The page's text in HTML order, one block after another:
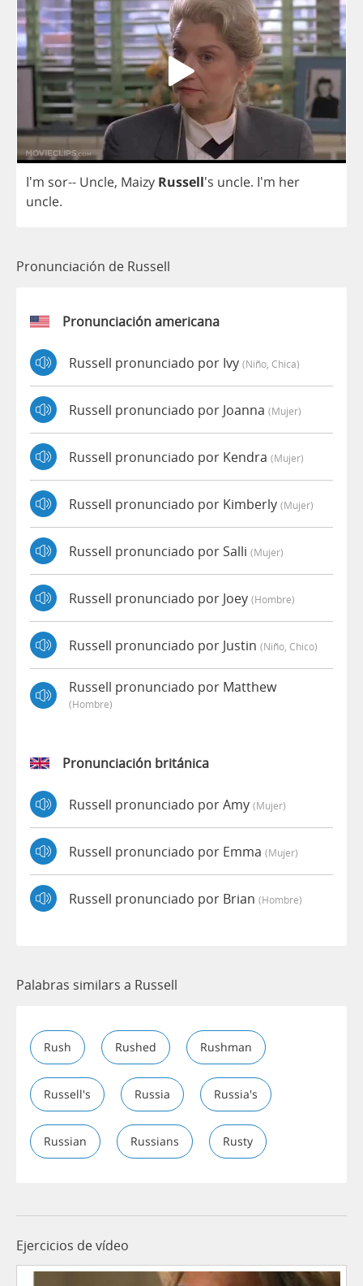
I'm sor-- Uncle, Maizy Russell's uncle. I'm her
uncle.
Pronunciación de Russell
Pronunciación americana
Russell pronunciado por Ivy (niño, Chica)
Russell pronunciado por Joanna (mujer)
Russell pronunciado por Kendra (mujer)
Russell pronunciado por Kimberly (mujer)
Russell pronunciado por Salli (mujer)
Russell pronunciado por Joey (hombre)
Russell pronunciado por Justin (niño, Chico)
Russell pronunciado por Matthew
(hombre)
Pronunciación británica
Russell pronunciado por Amy (mujer)
Russell pronunciado por Emma (mujer)
Russell pronunciado por Brian (hombre)
Palabras similars a Russell
Rush Rushed Rushman
Russell's Russia Russia's
Russian Russians Rusty
Ejercicios de vídeo